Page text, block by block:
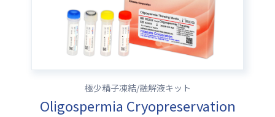
極少精子凍結/融解液キット
Oligospermia Cryopreservation